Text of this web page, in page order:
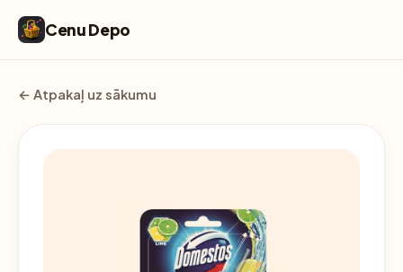
Cenu Depo
← Atpakaļ uz sākumu